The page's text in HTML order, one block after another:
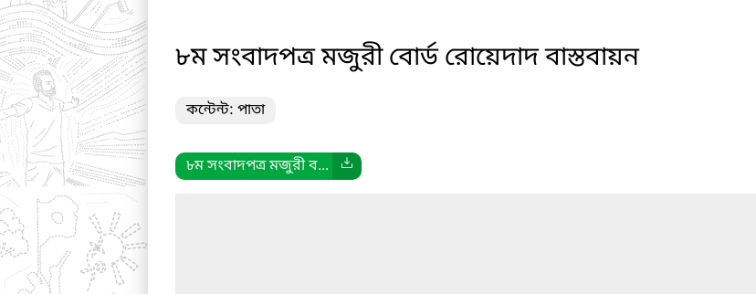
৮ম সংবাদপত্র মজুরী বোর্ড রোয়েদাদ বাস্তবায়ন
কন্টেন্ট: পাতা
৮ম সংবাদপত্র মজুরী ব...